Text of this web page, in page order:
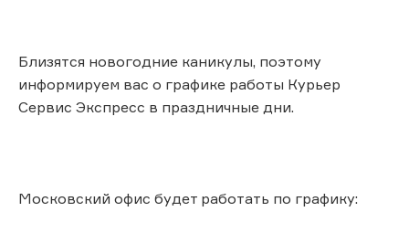
Близятся новогодние каникулы, поэтому
информируем вас о графике работы Курьер
Сервис Экспресс в праздничные дни.
Московский офис будет работать по графику: